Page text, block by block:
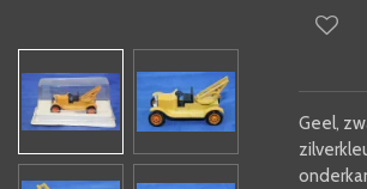
Geel,